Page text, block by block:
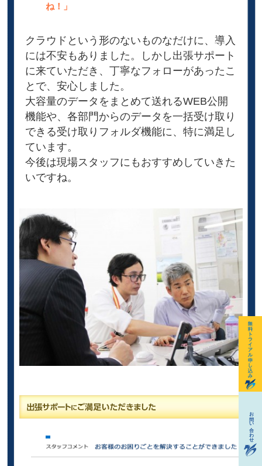
ね！」
クラウドという形のないものなだけに、導入
には不安もありました。しかし出張サポート
に来ていただき、丁寧なフォローがあったこ
とで、安心しました。
大容量のデータをまとめて送れるWEB公開
機能や、各部門からのデータを一括受け取り
できる受け取りフォルダ機能に、特に満足し
ています。
今後は現場スタッフにもおすすめしていきた
いですね。